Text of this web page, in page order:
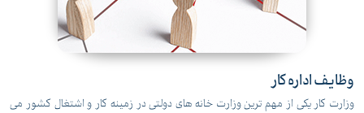
وظایف اداره کار
وزارت کار یکی از مهم ترین وزارت خانه های دولتی در زمینه کار و اشتغال کشور می